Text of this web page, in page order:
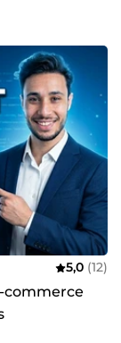
5,0 (12)
commerce